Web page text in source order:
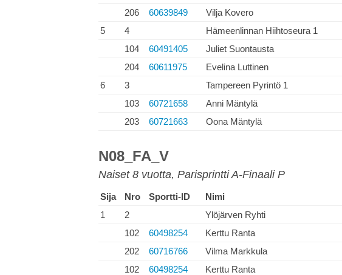
206
60639849 Vilja Kovero
5
4 Hämeenlinnan Hiihtoseura 1
104
60491405 Juliet Suontausta
204
60611975 Evelina Luttinen
6
3 Tampereen Pyrintö 1
103
60721658 Anni Mäntylä
203
60721663 Oona Mäntylä
N08_FA_V
Naiset 8 vuotta, Parisprintti A-Finaali P
Sija Nro Sportti-ID Nimi
1
2 Ylöjärven Ryhti
102
60498254 Kerttu Ranta
202
60716766 Vilma Markkula
102
60498254 Kerttu Ranta